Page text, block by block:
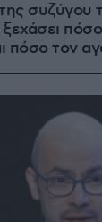
συζύγου
πόσο τον